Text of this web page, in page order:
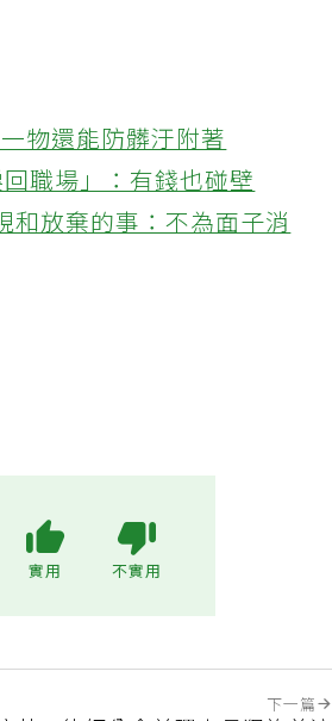
物還能防髒汙附著
職場」：有錢也碰壁
和放棄的事：不為面子消